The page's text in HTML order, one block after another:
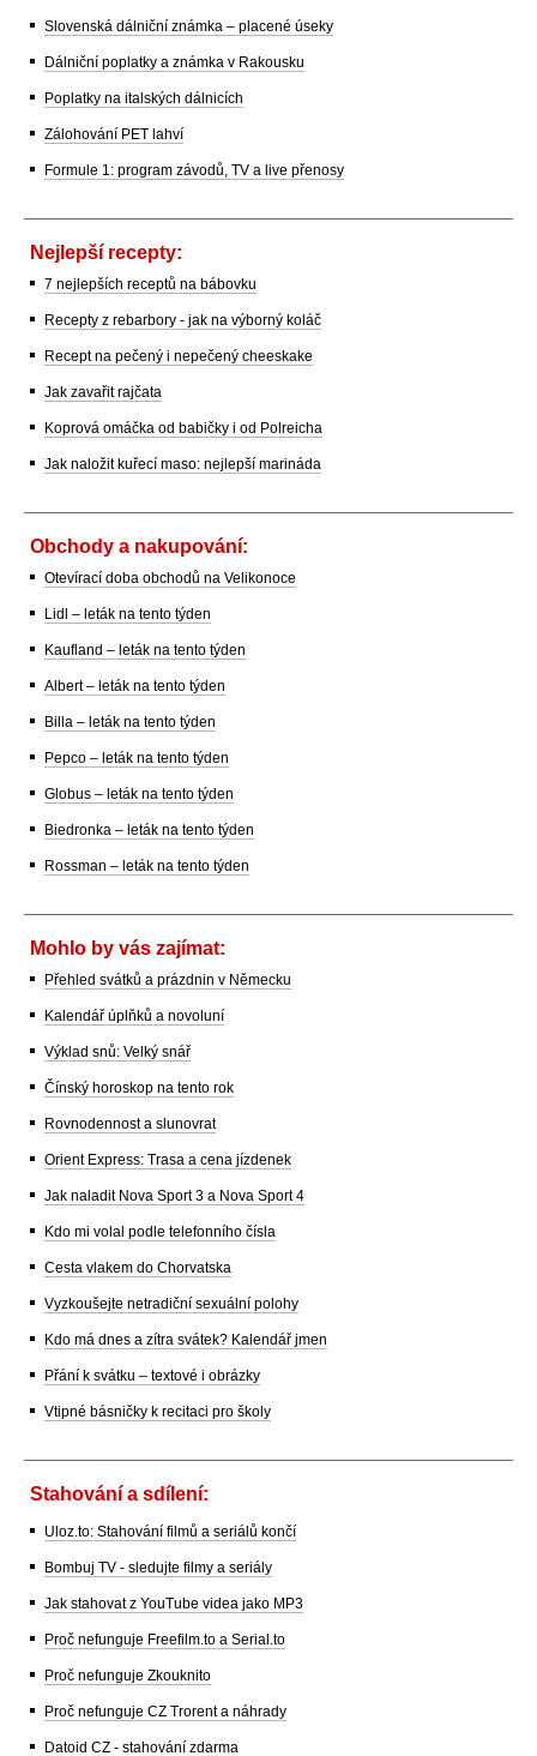
Slovenská dálniční známka – placené úseky
Dálniční poplatky a známka v Rakousku
Poplatky na italských dálnicích
Zálohování PET lahví
Formule 1: program závodů, TV a live přenosy
Nejlepší recepty:
7 nejlepších receptů na bábovku
Recepty z rebarbory - jak na výborný koláč
Recept na pečený i nepečený cheeskake
Jak zavařit rajčata
Koprová omáčka od babičky i od Polreicha
Jak naložit kuřecí maso: nejlepší marináda
Obchody a nakupování:
Otevírací doba obchodů na Velikonoce
Lidl – leták na tento týden
Kaufland – leták na tento týden
Albert – leták na tento týden
Billa – leták na tento týden
Pepco – leták na tento týden
Globus – leták na tento týden
Biedronka – leták na tento týden
Rossman – leták na tento týden
Mohlo by vás zajímat:
Přehled svátků a prázdnin v Německu
Kalendář úplňků a novoluní
Výklad snů: Velký snář
Čínský horoskop na tento rok
Rovnodennost a slunovrat
Orient Express: Trasa a cena jízdenek
Jak naladit Nova Sport 3 a Nova Sport 4
Kdo mi volal podle telefonního čísla
Cesta vlakem do Chorvatska
Vyzkoušejte netradiční sexuální polohy
Kdo má dnes a zítra svátek? Kalendář jmen
Přání k svátku – textové i obrázky
Vtipné básničky k recitaci pro školy
Stahování a sdílení:
Uloz.to: Stahování filmů a seriálů končí
Bombuj TV - sledujte filmy a seriály
Jak stahovat z YouTube videa jako MP3
Proč nefunguje Freefilm.to a Serial.to
Proč nefunguje Zkouknito
Proč nefunguje CZ Trorent a náhrady
Datoid CZ - stahování zdarma